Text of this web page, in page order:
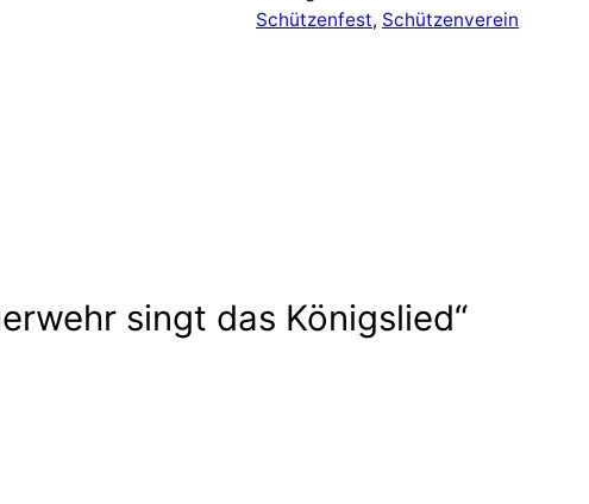
Schützenfest, Schützenverein
singt das Königslied“